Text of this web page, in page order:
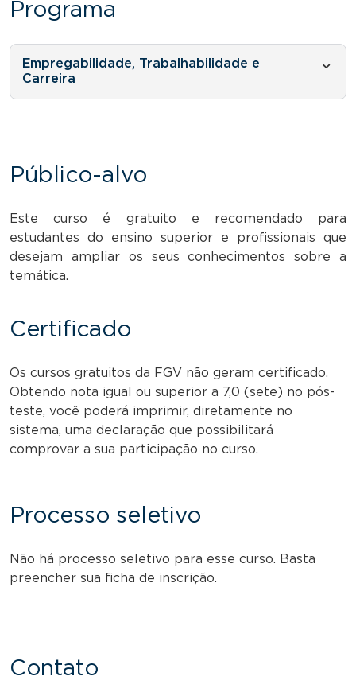
Programa
Empregabilidade, Trabalhabilidade e
Carreira
Público-alvo
Este curso é gratuito e recomendado para
estudantes do ensino superior e profissionais que
desejam ampliar os seus conhecimentos sobre a
temática.
Certificado
Os cursos gratuitos da FGV não geram certificado.
Obtendo nota igual ou superior a 7,0 (sete) no pós-
teste, você poderá imprimir, diretamente no
sistema, uma declaração que possibilitará
comprovar a sua participação no curso.
Processo seletivo
Não há processo seletivo para esse curso. Basta
preencher sua ficha de inscrição.
Contato